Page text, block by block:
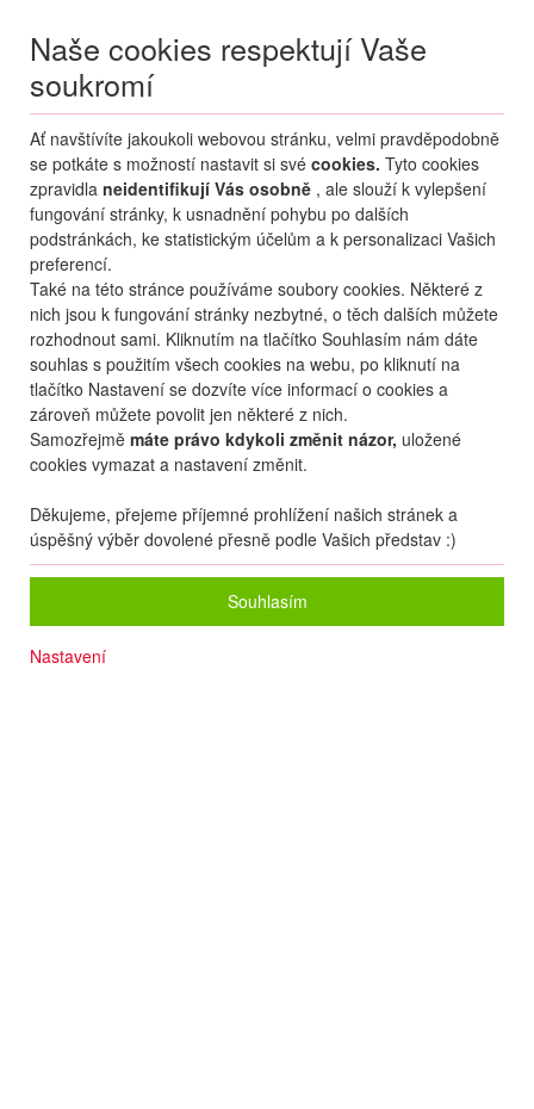
Naše cookies respektují Vaše
soukromí
Ať navštívíte jakoukoli webovou stránku, velmi pravděpodobně
se potkáte s možností nastavit si své cookies. Tyto cookies
zpravidla neidentifikují Vás osobně , ale slouží k vylepšení
fungování stránky, k usnadnění pohybu po dalších
podstránkách, ke statistickým účelům a k personalizaci Vašich
preferencí.
Také na této stránce používáme soubory cookies. Některé z
nich jsou k fungování stránky nezbytné, o těch dalších můžete
rozhodnout sami. Kliknutím na tlačítko Souhlasím nám dáte
souhlas s použitím všech cookies na webu, po kliknutí na
tlačítko Nastavení se dozvíte více informací o cookies a
zároveň můžete povolit jen některé z nich.
Samozřejmě máte právo kdykoli změnit názor, uložené
cookies vymazat a nastavení změnit.
Děkujeme, přejeme příjemné prohlížení našich stránek a
úspěšný výběr dovolené přesně podle Vašich představ :)
Souhlasím
Nastavení
Menu
MojePřihlášení
Destinace nerozhoduje
06.08.-...• 2 osoby
Od nejoblíbenějšího Od nejlevnějšího Od nejdražšího
Od nejbližšího termínu
Probíhá vyhledávání